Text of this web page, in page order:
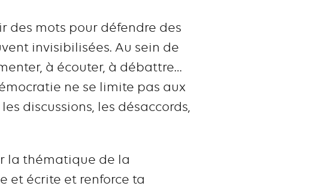
des mots pour défendre des
invisibilisées. Au sein de
à écouter, à débattre…
ne se limite pas aux
discussions, les désaccords,
la thématique de la
et écrite et renforce ta